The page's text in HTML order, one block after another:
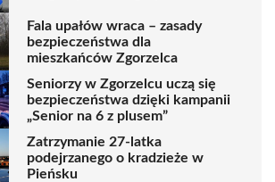
Fala upałów wraca – zasady
bezpieczeństwa dla
mieszkańców Zgorzelca
Seniorzy w Zgorzelcu uczą się
bezpieczeństwa dzięki kampanii
„Senior na 6 z plusem”
Zatrzymanie 27-latka
podejrzanego o kradzieże w
Pieńsku